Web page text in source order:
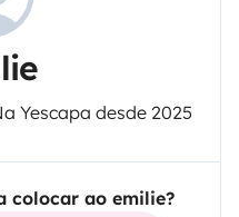
Yescapa desde 2025
colocar ao emilie?